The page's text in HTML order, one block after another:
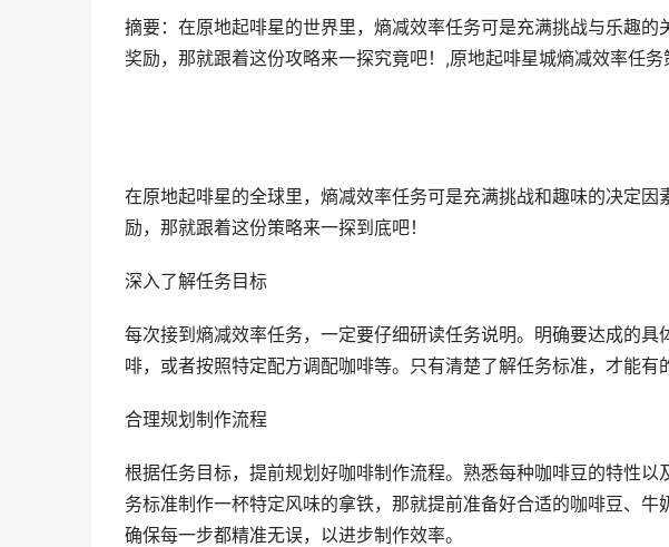
摘要：在原地起啡星的世界里，熵减效率任务可是充满挑战与乐趣
奖励，那就跟着这份攻略来一探究竟吧！,原地起啡星城熵减效率任务
在原地起啡星的全球里，熵减效率任务可是充满挑战和趣味的决定因
励，那就跟着这份策略来一探到底吧！
深入了解任务目标
每次接到熵减效率任务，一定要仔细研读任务说明。明确要达成的具
啡，或者按照特定配方调配咖啡等。只有清楚了解任务标准，才能有
合理规划制作流程
根据任务目标，提前规划好咖啡制作流程。熟悉每种咖啡豆的特性
务标准制作一杯特定风味的拿铁，那就提前准备好合适的咖啡豆、牛
确保每一步都精准无误，以进步制作效率。